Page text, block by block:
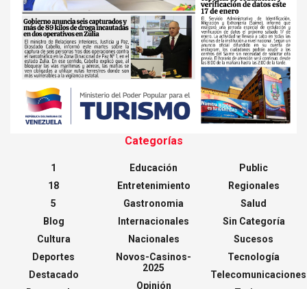
Categorías
1
18
5
Blog
Cultura
Deportes
Destacado
Educación
Entretenimiento
Gastronomia
Internacionales
Nacionales
Novos-Casinos-
2025
Opinión
Public
Regionales
Salud
Sin Categoría
Sucesos
Tecnología
Telecomunicaciones